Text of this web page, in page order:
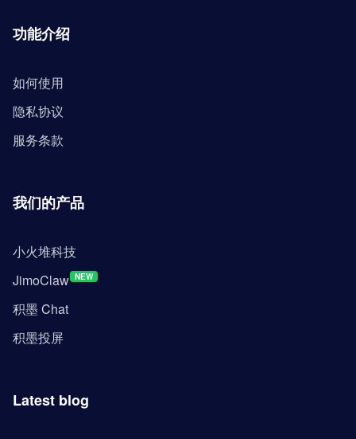
功能介绍
如何使用
隐私协议
服务条款
我们的产品
小火堆科技
JimoClaw NEW
积墨 Chat
积墨投屏
Latest blog